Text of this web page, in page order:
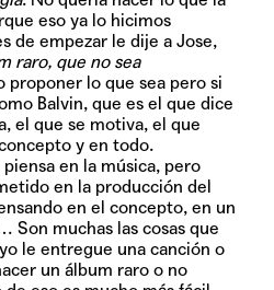
eso ya lo hicimos
de empezar le dije a Jose,
raro, que no sea
proponer lo que sea pero si
Balvin, que es el que dice
el que se motiva, el que
y en todo.
en la música, pero
en la producción del
en el concepto, en un
Son muchas las cosas que
le entregue una canción o
un álbum raro o no